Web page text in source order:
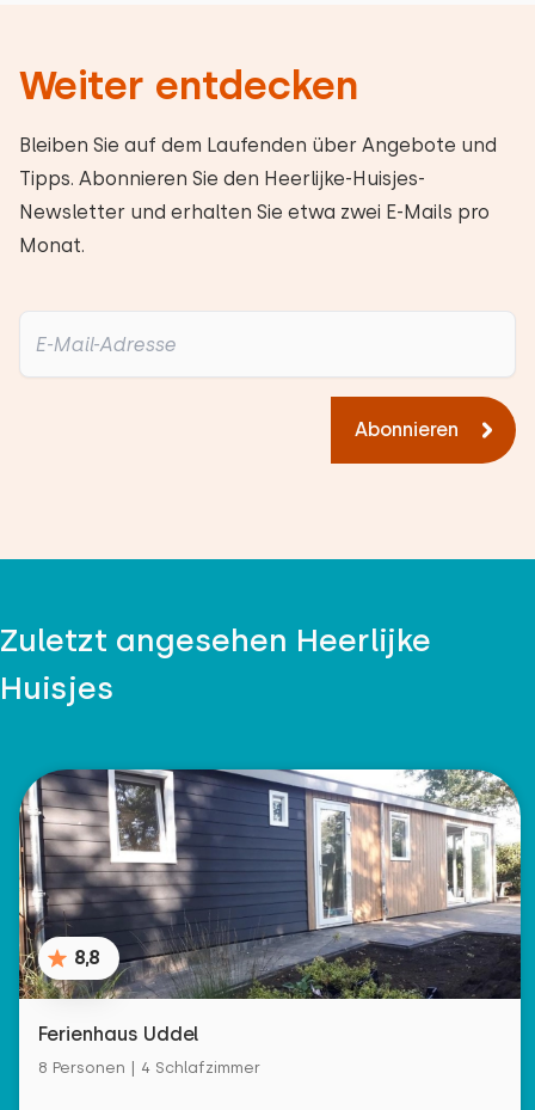
Weiter entdecken
Bleiben Sie auf dem Laufenden über Angebote und
Tipps. Abonnieren Sie den Heerlijke-Huisjes-
Newsletter und erhalten Sie etwa zwei E-Mails pro
Monat.
Abonnieren
Zuletzt angesehen Heerlijke
Huisjes
8,8
Ferienhaus Uddel
8 Personen | 4 Schlafzimmer